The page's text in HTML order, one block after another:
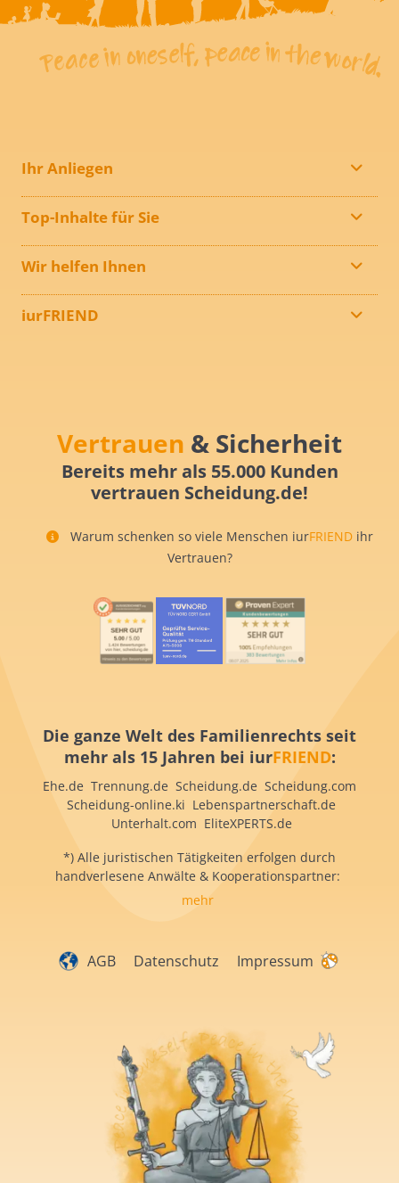
Ihr Anliegen
Top-Inhalte für Sie
Wir helfen Ihnen
iurFRIEND
Vertrauen & Sicherheit
Bereits mehr als 55.000 Kunden
vertrauen Scheidung.de!
Warum schenken so viele Menschen iurFRIEND ihr
Vertrauen?
Die ganze Welt des Familienrechts seit
mehr als 15 Jahren bei iurFRIEND:
Ehe.de Trennung.de Scheidung.de Scheidung.com
Scheidung-online.ki Lebenspartnerschaft.de
Unterhalt.com EliteXPERTS.de
*) Alle juristischen Tätigkeiten erfolgen durch
handverlesene Anwälte & Kooperationspartner:
mehr
AGB Datenschutz Impressum